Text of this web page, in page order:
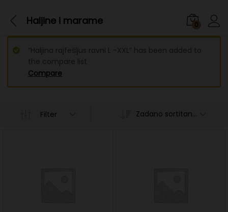
Haljine i marame 0
Compare
“Haljina rajfešljus ravni L -XXL” has been added to
the compare list
Filter Zadano sortitanje